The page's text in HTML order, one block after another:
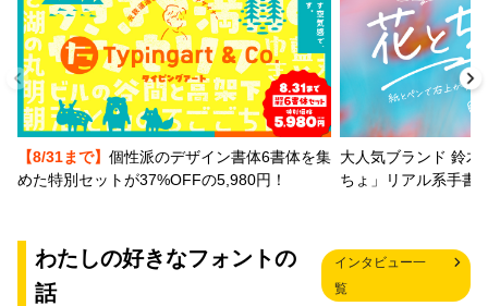
【8/31まで】 個性派のデザイン書体6書体を集
めた特別セットが37%OFFの5,980円！
大人気ブランド 鈴木
ちょ」リアル系手書
わたしの好きなフォントの
話
インタビュー一
覧